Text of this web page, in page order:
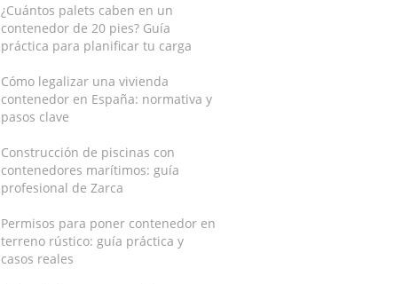
¿Cuántos palets caben en un
contenedor de 20 pies? Guía
práctica para planificar tu carga
Cómo legalizar una vivienda
contenedor en España: normativa y
pasos clave
Construcción de piscinas con
contenedores marítimos: guía
profesional de Zarca
Permisos para poner contenedor en
terreno rústico: guía práctica y
casos reales